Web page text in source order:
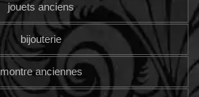
jouets anciens
bijouterie
montre anciennes